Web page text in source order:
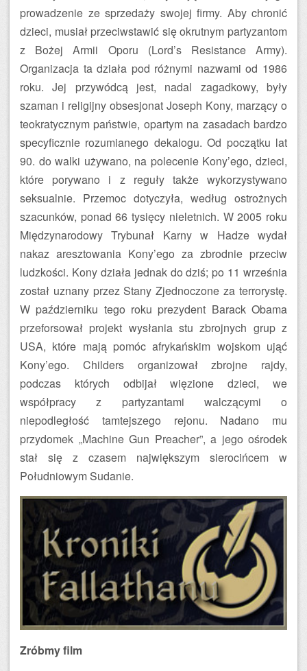
prowadzenie ze sprzedaży swojej firmy. Aby chronić
dzieci, musiał przeciwstawić się okrutnym partyzantom
z Bożej Armii Oporu (Lord’s Resistance Army).
Organizacja ta działa pod różnymi nazwami od 1986
roku. Jej przywódcą jest, nadal zagadkowy, były
szaman i religijny obsesjonat Joseph Kony, marzący o
teokratycznym państwie, opartym na zasadach bardzo
specyficznie rozumianego dekalogu. Od początku lat
90. do walki używano, na polecenie Kony’ego, dzieci,
które porywano i z reguły także wykorzystywano
seksualnie. Przemoc dotyczyła, według ostrożnych
szacunków, ponad 66 tysięcy nieletnich. W 2005 roku
Międzynarodowy Trybunał Karny w Hadze wydał
nakaz aresztowania Kony’ego za zbrodnie przeciw
ludzkości. Kony działa jednak do dziś; po 11 września
został uznany przez Stany Zjednoczone za terrorystę.
W październiku tego roku prezydent Barack Obama
przeforsował projekt wysłania stu zbrojnych grup z
USA, które mają pomóc afrykańskim wojskom ująć
Kony’ego. Childers organizował zbrojne rajdy,
podczas których odbijał więzione dzieci, we
współpracy z partyzantami walczącymi o
niepodległość tamtejszego rejonu. Nadano mu
przydomek „Machine Gun Preacher”, a jego ośrodek
stał się z czasem największym sierocińcem w
Południowym Sudanie.
Zróbmy film